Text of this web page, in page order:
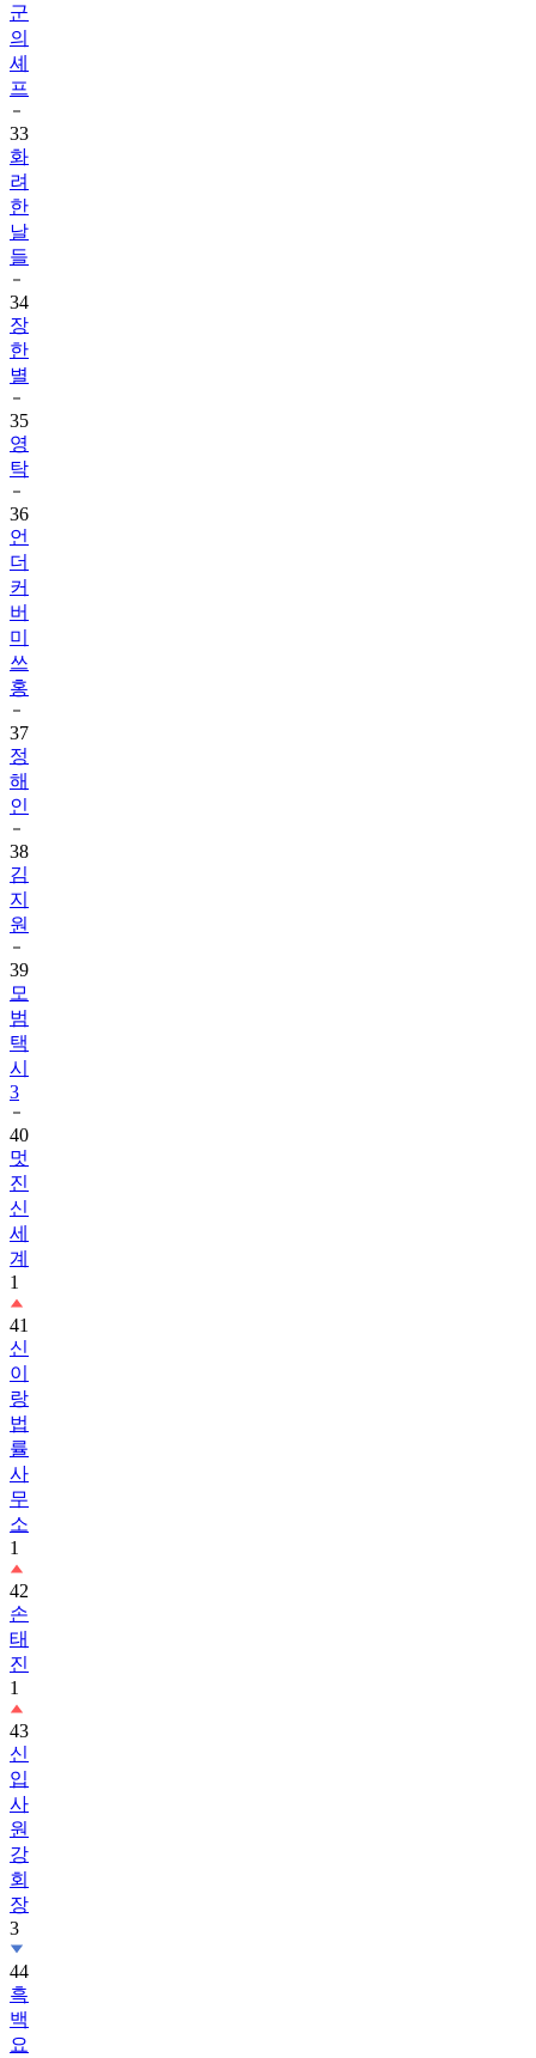
군
의
셰
프
33
화
려
한
날
들
34
장
한
별
35
영
탁
36
언
더
커
버
미
쓰
홍
37
정
해
인
38
김
지
원
39
모
범
택
시
3
40
멋
진
신
세
계
1
41
신
이
랑
법
률
사
무
소
1
42
손
태
진
1
43
신
입
사
원
강
회
장
3
44
흑
백
요